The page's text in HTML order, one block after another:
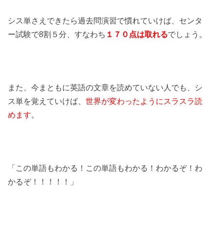
シス単さえできたら過去問演習で慣れていけば、センタ
ー試験で8割５分、すなわち １７０点は取れるでしょう。
また、今まともに英語の文章を読めていない人でも、シ
ス単を覚えていけば、世界が変わったようにスラスラ読
めます。
「この単語もわかる！この単語もわかる！わかるぞ！わ
かるぞ！！！！！」